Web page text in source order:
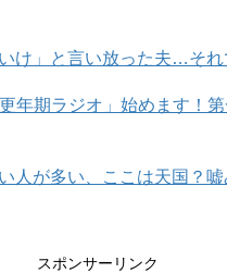
け」と言い放った夫…そ
年期ラジオ」始めます！
人が多い、ここは天国？
スポンサーリンク